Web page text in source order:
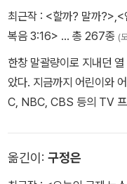
“어서, 메리 제인!”
엄마가 다시 소리쳤다.
“지금 가요, 엄마!”
나는 립스틱으로 손을 뻗
가 지적했다. 엄마는 빨간
나는 잭슨이 준 열필을 집
이빨 자국 하나 없었다. 나
벌어진 어깨를 떠올렸다.
그에게 전화를 하고 싶어
누른 뒤 휴대 전화의 액정
렸다. 나는 전화기를 빤히
최근작 : <할까? 말까?>,<
복음 3:16> … 총 267종 (
한창 말괄량이로 지내던
았다. 지금까지 어린이와
C, NBC, CBS 등의 TV 프
며, 후배 작가들이 꿈을 키
고 있다. 우리 나라에 소개
옮긴이: 구정은